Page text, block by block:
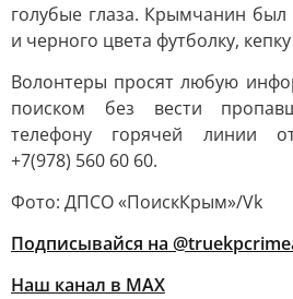
голубые глаза. Крымчанин
и черного цвета футболку,
Волонтеры просят любую
поиском без вести
телефону горячей линии
+7(978) 560 60 60.
Фото: ДПСО «ПоискКрым»/Vk
Подписывайся на
Наш канал в MAX